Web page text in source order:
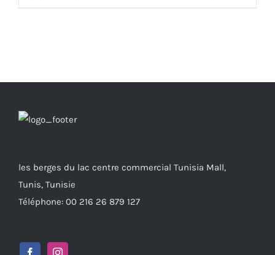
les berges du lac centre commercial Tunisia Mall,
Tunis, Tunisie
Téléphone: 00 216 26 879 127